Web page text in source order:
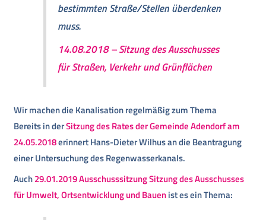
bestimmten Straße/Stellen überdenken
muss.
14.08.2018 – Sitzung des Ausschusses
für Straßen, Verkehr und Grünflächen
Wir machen die Kanalisation regelmäßig zum Thema
Bereits in derSitzung des Rates der Gemeinde Adendorf am
24.05.2018erinnert Hans-Dieter Wilhus an die Beantragung
einer Untersuchung des Regenwasserkanals.
Auch29.01.2019 Ausschusssitzung Sitzung des Ausschusses
für Umwelt, Ortsentwicklung und Bauenist es ein Thema: